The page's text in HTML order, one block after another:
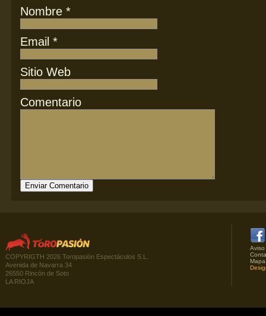
Nombre *
Email *
Sitio Web
Comentario
COPYRIGTH 2026 Toropasión Espectáculos S.L.
Avenida de Navarra 34
26550 Rincón de Soto
LA RIOJA